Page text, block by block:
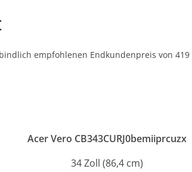
empfohlenen Endkundenpreis von 419
Acer Vero CB343CURJ0bemiiprcuzx
34 Zoll (86,4 cm)